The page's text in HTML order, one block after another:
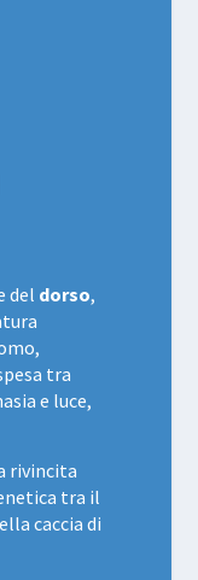
del dorso,
tra
e luce,
rivincita
tra il
caccia di